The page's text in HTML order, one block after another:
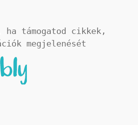
ha támogatod cikkek,
megjelenését